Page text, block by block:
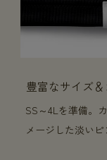
豊富なサイズ
SS～4Lを準備。
メージした淡いピ